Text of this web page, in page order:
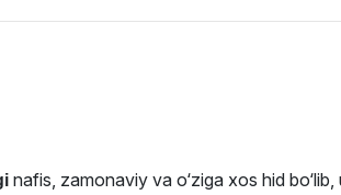
nafis, zamonaviy va o‘ziga xos hid